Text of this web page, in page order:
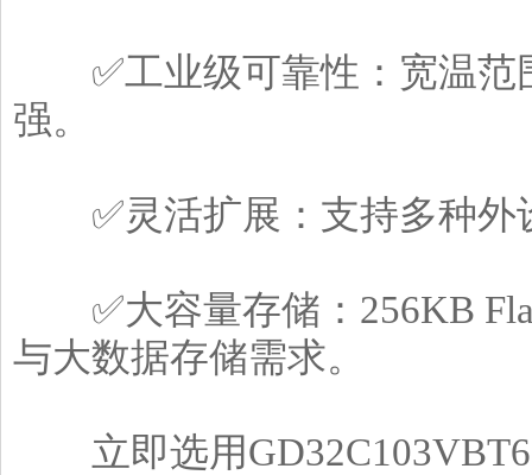
✅工业级可靠性：宽温范
强。
✅灵活扩展：支持多种外
✅大容量存储：256KB
与大数据存储需求。
立即选用GD32C103VBT6